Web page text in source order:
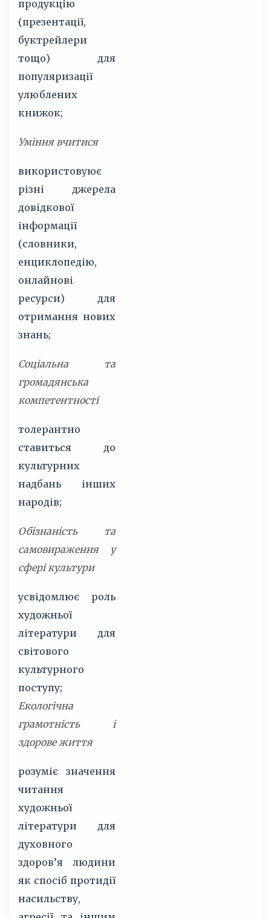
продукцію
(презентації,
буктрейлери
тощо) для
популяризації
улюблених
книжок;
Уміння вчитися
використовуює
різні джерела
довідкової
інформації
(словники,
енциклопедію,
онлайнові
ресурси) для
отримання нових
знань;
Соціальна та
громадянська
компетентності
толерантно
ставиться до
культурних
надбань інших
народів;
Обізнаність та
самовираження у
сфері культури
усвідомлює роль
художньої
літератури для
світового
культурного
поступу;
Екологічна
грамотність і
здорове життя
розуміє значення
читання
художньої
літератури для
духовного
здоров’я людини
як спосіб протидії
насильству,